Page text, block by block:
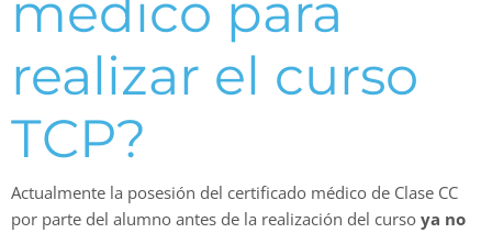
médico para
realizar el curso
TCP?
Actualmente la posesión del certificado médico de Clase CC
por parte del alumno antes de la realización del curso ya no